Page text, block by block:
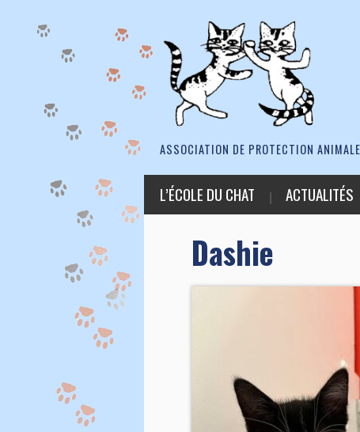
ASSOCIATION DE PROTECTION
L’ÉCOLE DU CHAT ACTUALITÉS
Dashie